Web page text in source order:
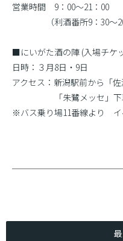
営業時間 9：00〜21：00
（利酒番所9：30〜20
■にいがた酒の陣 (入場チケ
日時：３月8日・9日
アクセス：新潟駅前から「
「朱鷺メッセ」下
※バス乗り場11番線より イ